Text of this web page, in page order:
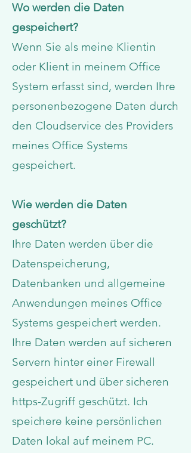
Wo werden die Daten
gespeichert?
Wenn Sie als meine Klientin
oder Klient in meinem Office
System erfasst sind, werden Ihre
personenbezogene Daten durch
den Cloudservice des Providers
meines Office Systems
gespeichert.
Wie werden die Daten
geschützt?
Ihre Daten werden über die
Datenspeicherung,
Datenbanken und allgemeine
Anwendungen meines Office
Systems gespeichert werden.
Ihre Daten werden auf sicheren
Servern hinter einer Firewall
gespeichert und über sicheren
https-Zugriff geschützt. Ich
speichere keine persönlichen
Daten lokal auf meinem PC.